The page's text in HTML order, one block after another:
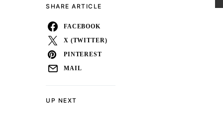
UP NEXT
SHARE ARTICLE
FACEBOOK
X (TWITTER)
PINTEREST
MAIL